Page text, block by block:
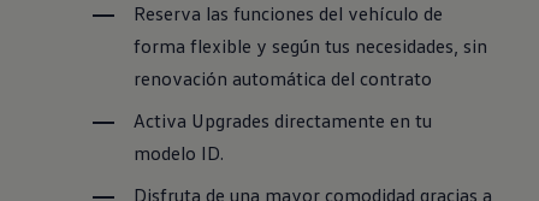
Reserva las funciones del vehículo de
forma flexible y según tus necesidades, sin
renovación automática del contrato
Activa Upgrades directamente en tu
modelo ID.
Disfruta de una mayor comodidad gracias a